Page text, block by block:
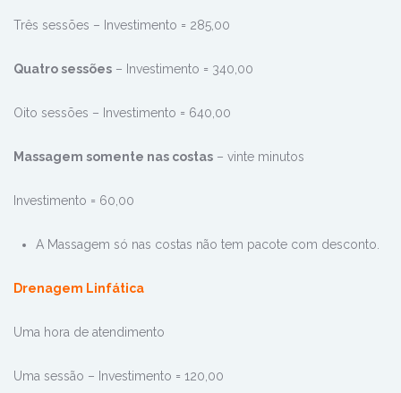
Três sessões – Investimento = 285,00
Quatro sessões – Investimento = 340,00
Oito sessões – Investimento = 640,00
Massagem somente nas costas – vinte minutos
Investimento = 60,00
A Massagem só nas costas não tem pacote com desconto.
Drenagem Linfática
Uma hora de atendimento
Uma sessão – Investimento = 120,00